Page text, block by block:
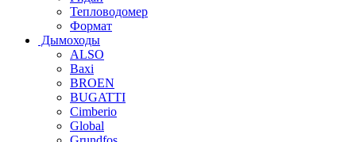
Тепловодомер
Формат
Дымоходы
ALSO
Baxi
BROEN
BUGATTI
Cimberio
Global